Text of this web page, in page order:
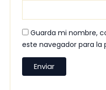
Guarda mi nombre,
este navegador para la